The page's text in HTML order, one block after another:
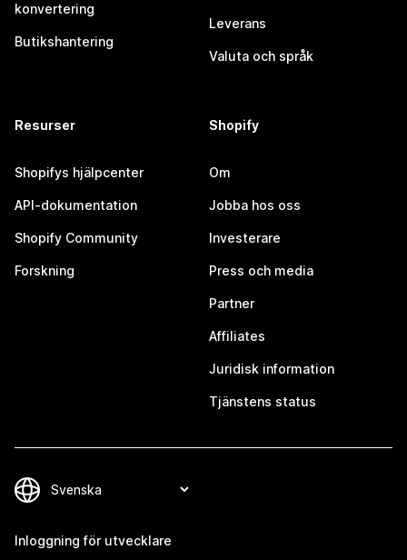
konvertering
Butikshantering
Leverans
Valuta och språk
Resurser
Shopifys hjälpcenter
API-dokumentation
Shopify Community
Forskning
Shopify
Om
Jobba hos oss
Investerare
Press och media
Partner
Affiliates
Juridisk information
Tjänstens status
Inloggning för utvecklare